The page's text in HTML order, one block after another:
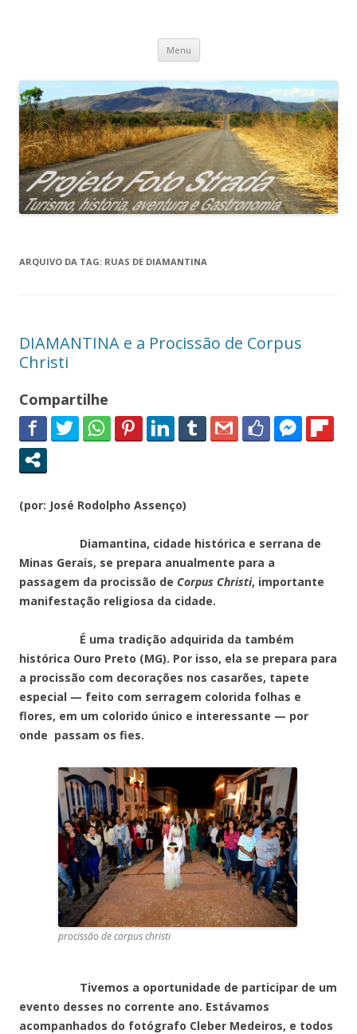
Projeto Foto Strada
Menu Pular
o
conteúdo
ARQUIVO DA TAG: RUAS DE DIAMANTINA
DIAMANTINA e a Procissão de Corpus
Christi
Compartilhe
(por: José Rodolpho Assenço)
Diamantina, cidade histórica e serrana de
Minas Gerais, se prepara anualmente para a
passagem da procissão de Corpus Christi, importante
manifestação religiosa da cidade.
É uma tradição adquirida da também
histórica Ouro Preto (MG). Por isso, ela se prepara para
a procissão com decorações nos casarões, tapete
especial — feito com serragem colorida folhas e
flores, em um colorido único e interessante — por
onde passam os fies.
procissão de corpus christi
Tivemos a oportunidade de participar de um
evento desses no corrente ano. Estávamos
acompanhados do fotógrafo Cleber Medeiros, e todos